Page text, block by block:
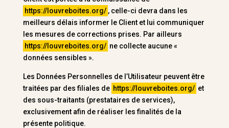
https://louvreboites.org/ , celle-ci devra dans les
meilleurs délais informer le Client et lui communiquer
les mesures de corrections prises. Par ailleurs
https://louvreboites.org/ ne collecte aucune «
données sensibles ».
Les Données Personnelles de l’Utilisateur peuvent être
traitées par des filiales de https://louvreboites.org/ et
des sous-traitants (prestataires de services),
exclusivement afin de réaliser les finalités de la
présente politique.